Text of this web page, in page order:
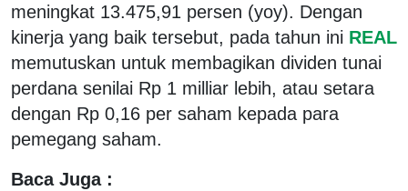
meningkat 13.475,91 persen (yoy). Dengan
kinerja yang baik tersebut, pada tahun ini REAL
memutuskan untuk membagikan dividen tunai
perdana senilai Rp 1 milliar lebih, atau setara
dengan Rp 0,16 per saham kepada para
pemegang saham.
Baca Juga :